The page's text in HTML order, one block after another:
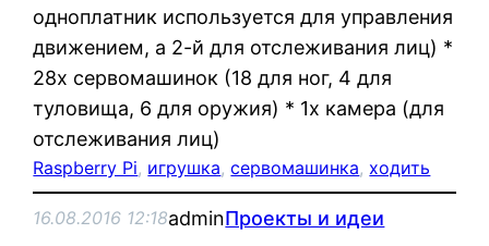
одноплатник используется для управления
движением, а 2-й для отслеживания лиц) *
28x сервомашинок (18 для ног, 4 для
туловища, 6 для оружия) * 1x камера (для
отслеживания лиц)
Raspberry Pi, игрушка, сервомашинка, ходить
16.08.2016 12:18adminПроекты и идеи